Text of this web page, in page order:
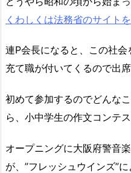
くわしくは法務省のサイト
連P会長になると、この社
充て職が付いてくるので出席
初めて参加するのでどんな
ら、小中学生の作文コンテ
オープニングに大阪府警音
が、”フレッシュウインズ”